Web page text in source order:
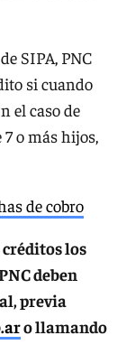
SIPA, PNC
si cuando
el caso de
o más hijos,
de cobro
los
deben
previa
o llamando